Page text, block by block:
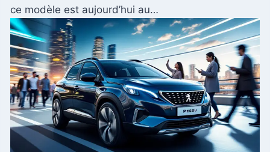
ce modèle est aujourd’hui au…